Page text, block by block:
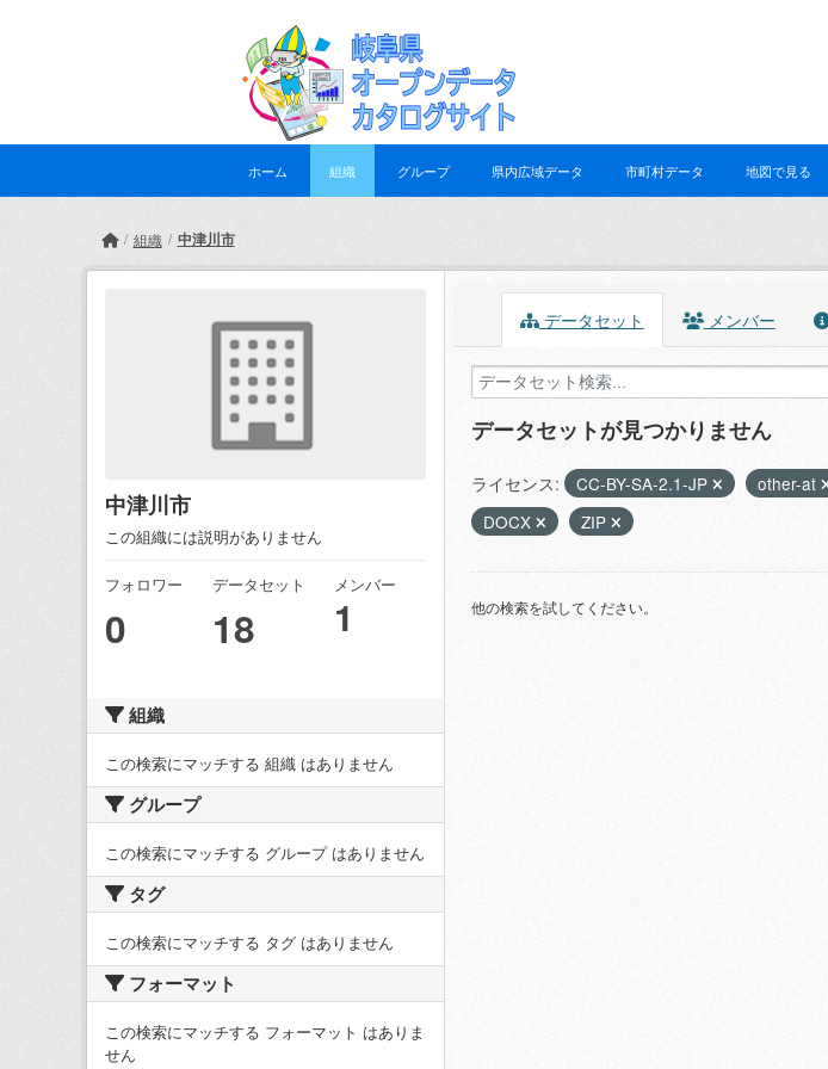
ホーム 組織 グループ 県内広域データ 市町村データ 地図で見る
組織 中津川市
中津川市
この組織には説明がありません
フォロワー
0
データセット
18
メンバー
1
組織
この検索にマッチする 組織 はありません
グループ
この検索にマッチする グループ はありません
タグ
この検索にマッチする タグ はありません
フォーマット
この検索にマッチする フォーマット はありま
せん
データセット メンバー
データセットが見つかりません
ライセンス: CC-BY-SA-2.1-JP other-at
DOCX
ZIP
他の検索を試してください。